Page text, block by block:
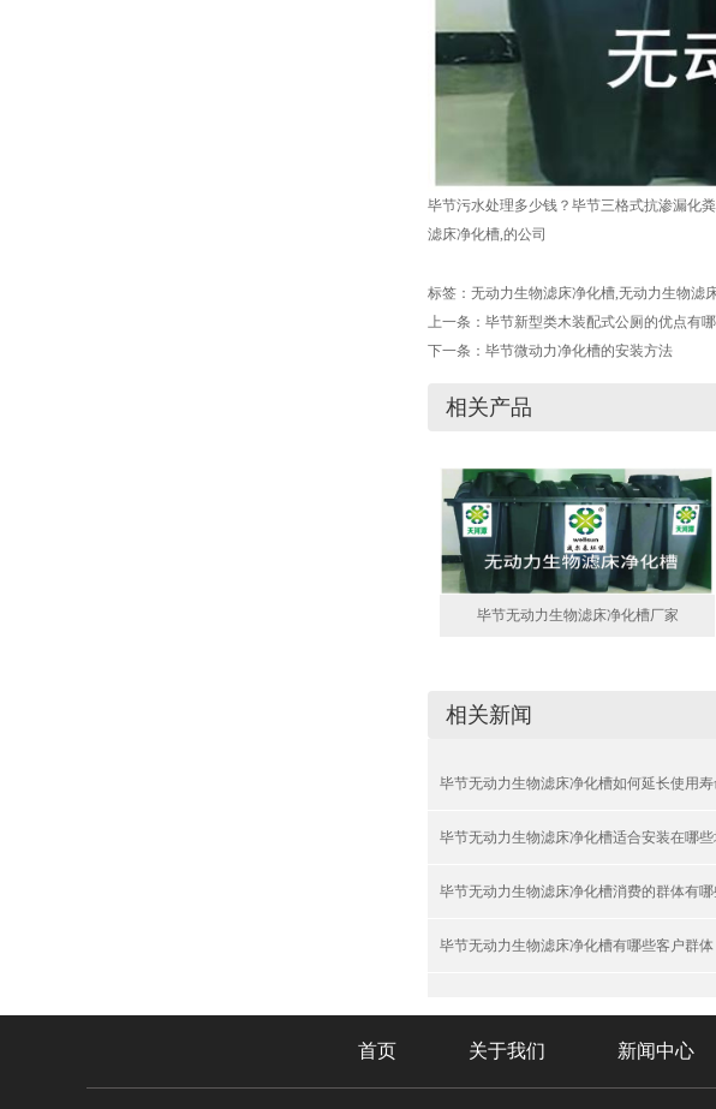
毕节污水处理多少钱？毕节三格式抗渗漏化
滤床净化槽,的公司
标签： 无动力生物滤床净化槽 无动力生物滤
上一条： 毕节新型类木装配式公厕的优点有
下一条： 毕节微动力净化槽的安装方法
相关产品
毕节无动力生物滤床净化槽厂家
相关新闻
毕节无动力生物滤床净化槽如何延长使用寿
毕节无动力生物滤床净化槽适合安装在哪
毕节无动力生物滤床净化槽消费的群体有
毕节无动力生物滤床净化槽有哪些客户群体
首页 关于我们 新闻中心